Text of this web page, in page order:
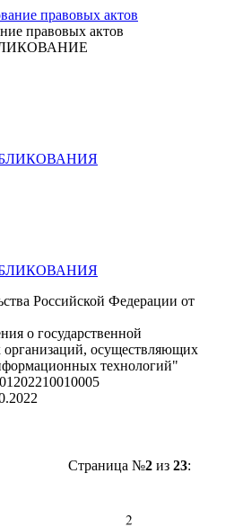
правовых актов
Российской Федерации от
о государственной
организаций, осуществляющих
технологий"
Страница №2из 23: